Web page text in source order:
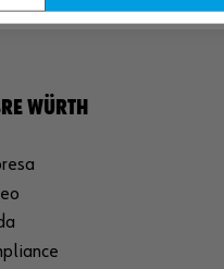
WÜRTH